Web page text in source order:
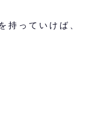
持っていけば、